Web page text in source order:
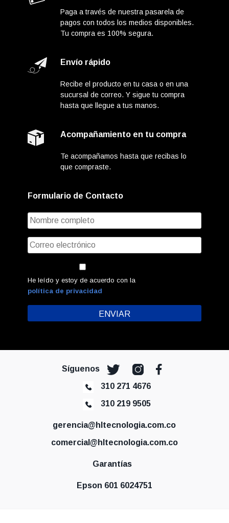
Paga a través de nuestra pasarela de
pagos con todos los medios disponibles.
Tu compra es 100% segura.
Envío rápido
Recibe el producto en tu casa o en una
sucursal de correo. Y sigue tu compra
hasta que llegue a tus manos.
Acompañamiento en tu compra
Te acompañamos hasta que recibas lo
que compraste.
Formulario de Contacto
He leído y estoy de acuerdo con la
política de privacidad
Síguenos
310 271 4676
310 219 9505
gerencia@hltecnologia.com.co
comercial@hltecnologia.com.co
Garantías
Epson 601 6024751